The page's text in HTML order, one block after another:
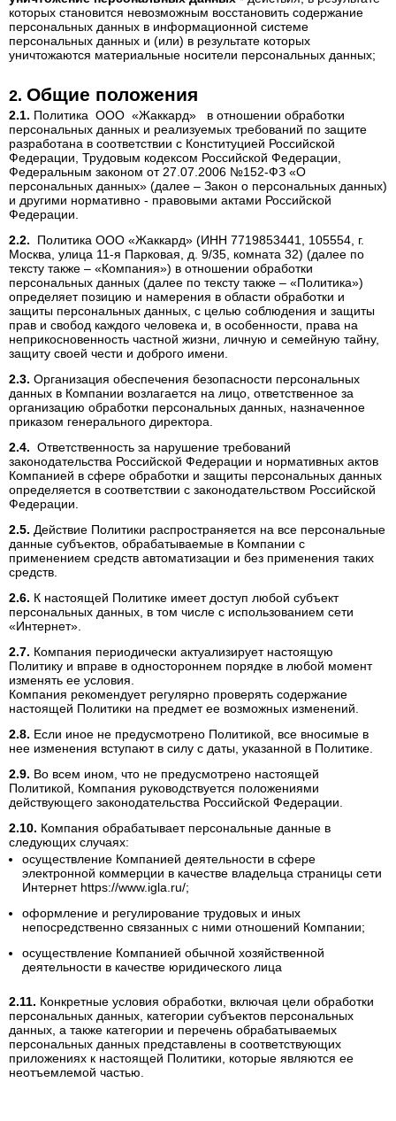
которых становится невозможным восстановить содержание
персональных данных в информационной системе
персональных данных и (или) в результате которых
уничтожаются материальные носители персональных данных;
Общие положения
Политика ООО «Жаккард» в отношении обработки
персональных данных и реализуемых требований по защите
разработана в соответствии с Конституцией Российской
Федерации, Трудовым кодексом Российской Федерации,
Федеральным законом от 27.07.2006 №152-ФЗ «О
персональных данных» (далее – Закон о персональных данных)
и другими нормативно - правовыми актами Российской
Федерации.
Политика ООО «Жаккард» (ИНН 7719853441, 105554, г.
Москва, улица 11-я Парковая, д. 9/35, комната 32) (далее по
тексту также – «Компания») в отношении обработки
персональных данных (далее по тексту также – «Политика»)
определяет позицию и намерения в области обработки и
защиты персональных данных, с целью соблюдения и защиты
прав и свобод каждого человека и, в особенности, права на
неприкосновенность частной жизни, личную и семейную тайну,
защиту своей чести и доброго имени.
Организация обеспечения безопасности персональных
данных в Компании возлагается на лицо, ответственное за
организацию обработки персональных данных, назначенное
приказом генерального директора.
Ответственность за нарушение требований
законодательства Российской Федерации и нормативных актов
Компанией в сфере обработки и защиты персональных данных
определяется в соответствии с законодательством Российской
Федерации.
Действие Политики распространяется на все персональные
данные субъектов, обрабатываемые в Компании с
применением средств автоматизации и без применения таких
средств.
К настоящей Политике имеет доступ любой субъект
персональных данных, в том числе с использованием сети
«Интернет».
Компания периодически актуализирует настоящую
Политику и вправе в одностороннем порядке в любой момент
изменять ее условия.
Компания рекомендует регулярно проверять содержание
настоящей Политики на предмет ее возможных изменений.
Если иное не предусмотрено Политикой, все вносимые в
нее изменения вступают в силу с даты, указанной в Политике.
Во всем ином, что не предусмотрено настоящей
Политикой, Компания руководствуется положениями
действующего законодательства Российской Федерации.
Компания обрабатывает персональные данные в
следующих случаях:
осуществление Компанией деятельности в сфере
электронной коммерции в качестве владельца страницы сети
Интернет https://www.igla.ru/;
оформление и регулирование трудовых и иных
непосредственно связанных с ними отношений Компании;
осуществление Компанией обычной хозяйственной
деятельности в качестве юридического лица
Конкретные условия обработки, включая цели обработки
персональных данных, категории субъектов персональных
данных, а также категории и перечень обрабатываемых
персональных данных представлены в соответствующих
приложениях к настоящей Политики, которые являются ее
неотъемлемой частью.